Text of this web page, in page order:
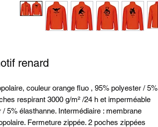
renard
couleur orange fluo , 95% polyester / 5%
respirant 3000 g/m² /24 h et imperméable
5% élasthanne. Intermédiaire : membrane
Fermeture zippée. 2 poches zippées